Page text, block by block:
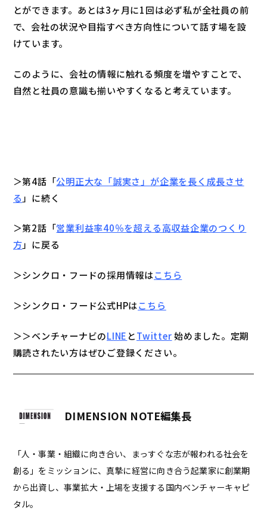
とができます。あとは3ヶ月に1回は必ず私が全社員の前
で、会社の状況や目指すべき方向性について話す場を設
けています。
このように、会社の情報に触れる頻度を増やすことで、
自然と社員の意識も揃いやすくなると考えています。
＞第4話「公明正大な「誠実さ」が企業を長く成長させ
る 」に続く
＞第2話「営業利益率40％を超える高収益企業のつくり
方」に戻る
＞シンクロ・フードの採用情報はこちら
＞シンクロ・フード公式HPはこちら
＞＞ベンチャーナビのLINE とTwitter始めました。定期
購読されたい方はぜひご登録ください。
DIMENSION NOTE編集長
「人・事業・組織に向き合い、まっすぐな志が報われる社会を
創る」をミッションに、真摯に経営に向き合う起業家に創業期
から出資し、事業拡大・上場を支援する国内ベンチャーキャピ
タル。